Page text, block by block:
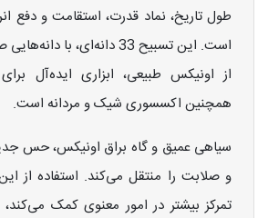
طول تاریخ، نماد قدرت، استقامت و دفع
است. این تسبیح 33 دانه‌ای،
از اونیکس طبیعی، ابزاری ایده‌آل
همچنین اکسسوری شیک و مردانه است.
سیاهی عمیق و گاه براق اونیکس، حس
و صلابت را منتقل می‌کند. استفاده از
تمرکز بیشتر در امور معنوی کمک